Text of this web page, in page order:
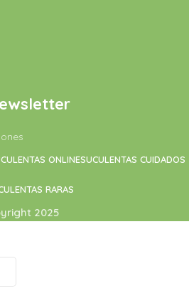
ONLINESUCULENTAS CUIDADOS
RARAS
2025